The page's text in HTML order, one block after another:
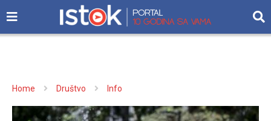
Home Društvo Info